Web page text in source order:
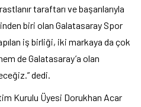
taraftarı ve başarılarıyla
biri olan Galatasaray Spor
iş birliği, iki markaya da çok
de Galatasaray’a olan
dedi.
Kurulu Üyesi Dorukhan Acar